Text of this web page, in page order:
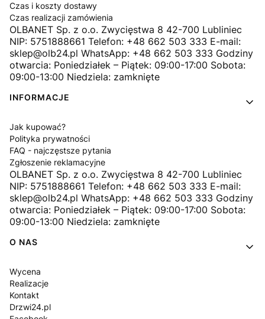
Czas i koszty dostawy
Czas realizacji zamówienia
OLBANET Sp. z o.o. Zwycięstwa 8 42-700 Lubliniec
NIP: 5751888661 Telefon: +48 662 503 333 E-mail:
sklep@olb24.pl WhatsApp: +48 662 503 333 Godziny
otwarcia: Poniedziałek – Piątek: 09:00-17:00 Sobota:
09:00-13:00 Niedziela: zamknięte
INFORMACJE
Jak kupować?
Polityka prywatności
FAQ - najczęstsze pytania
Zgłoszenie reklamacyjne
OLBANET Sp. z o.o. Zwycięstwa 8 42-700 Lubliniec
NIP: 5751888661 Telefon: +48 662 503 333 E-mail:
sklep@olb24.pl WhatsApp: +48 662 503 333 Godziny
otwarcia: Poniedziałek – Piątek: 09:00-17:00 Sobota:
09:00-13:00 Niedziela: zamknięte
O NAS
Wycena
Realizacje
Kontakt
Drzwi24.pl